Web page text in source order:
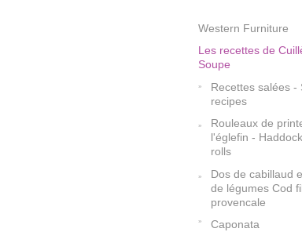
Western Furniture
Les recettes de
Soupe
Recettes salées -
recipes
Rouleaux de
l'églefin -
rolls
Dos de cabillaud
de légumes Cod
provencale
Caponata